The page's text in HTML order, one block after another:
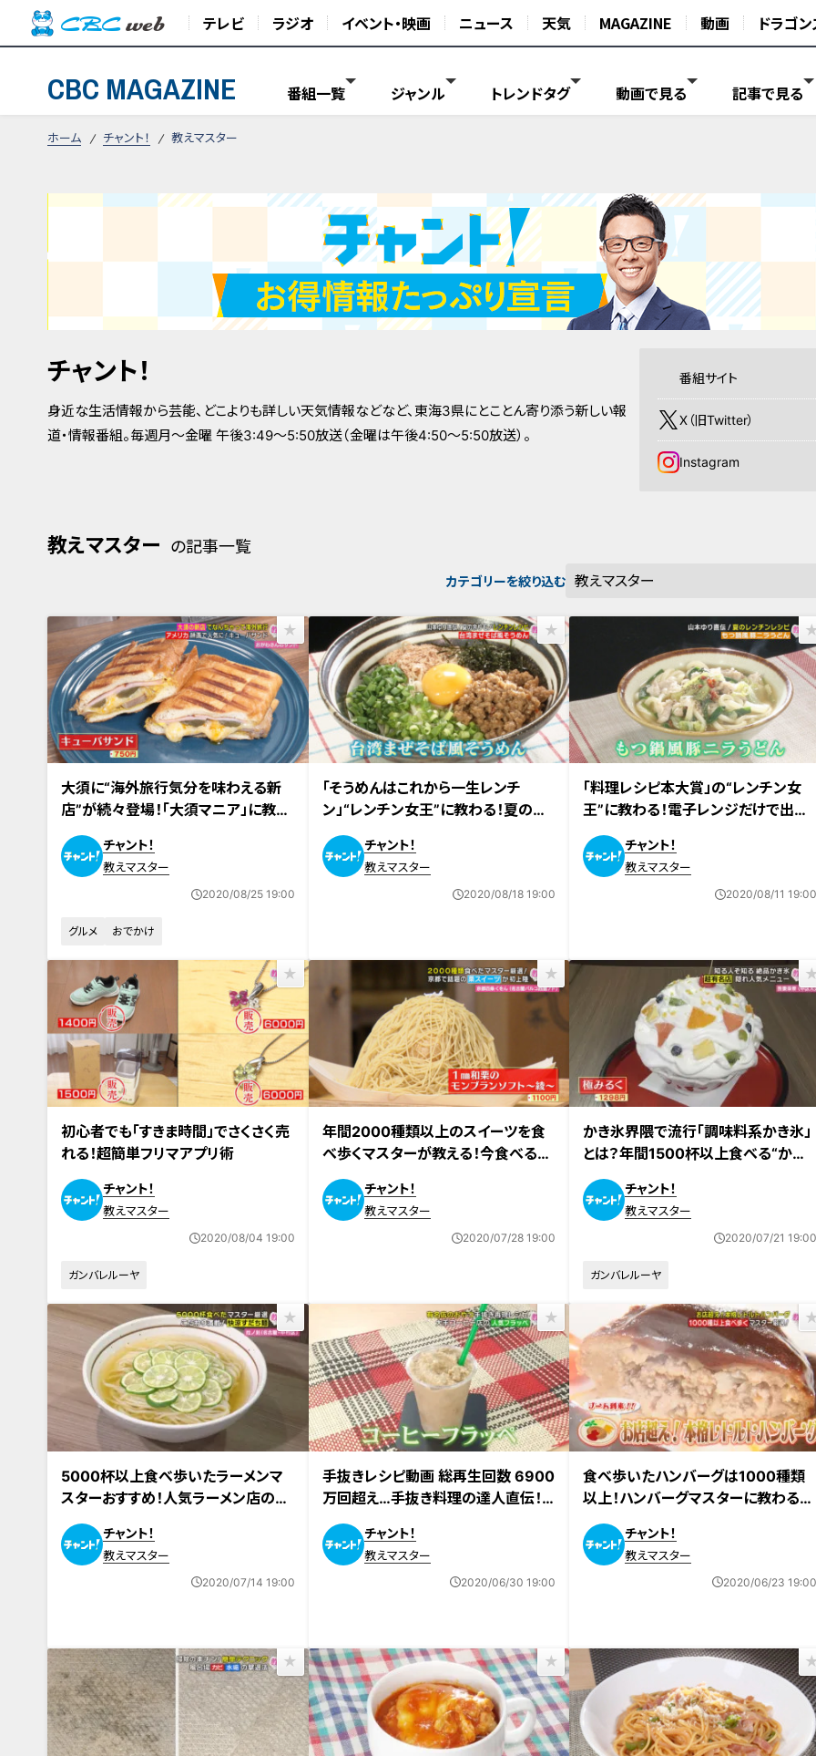
テレビ ラジオ イベント・映画 ニュース 天気 MAGAZINE 動画 ドラゴン
CBC MAGAZINE 番組一覧 ジャンル トレンドタグ 動画で見る 記事で見る
ホーム チャント！ 教えマスター
チャント！
身近な生活情報から芸能、どこよりも詳しい天気情報などなど、東海3県にとことん寄り添う新しい報
道・情報番組。毎週月～金曜 午後3:49～5:50放送（金曜は午後4:50～5:50放送）。
番組サイト
X（旧Twitter）
Instagram
教えマスター の記事一覧
カテゴリーを絞り込む
大須に“海外旅行気分を味わえる新
店”が続々登場！「大須マニア」に教わ
る海外グルメ
チャント！
教えマスター
2020/08/25 19:00
グルメ おでかけ
「そうめんはこれから一生レンチ
ン」“レンチン女王”に教わる！夏の余
りモノで作る電子レンジ調理レシピ
チャント！
教えマスター
2020/08/18 19:00
「料理レシピ本大賞」の“レンチン女
王”に教わる！電子レンジだけで出来
る「簡単夏バテ解消メニュー」
チャント！
教えマスター
2020/08/11 19:00
初心者でも「すきま時間」でさくさく売
れる！超簡単フリマアプリ術
チャント！
教えマスター
2020/08/04 19:00
ガンバレルーヤ
年間2000種類以上のスイーツを食
べ歩くマスターが教える！今食べるべ
き『絶品ひんやり夏スイーツ』
チャント！
教えマスター
2020/07/28 19:00
かき氷界隈で流行「調味料系かき氷」
とは？年間1500杯以上食べる“かき
氷マスター”厳選「絶品かき氷」
チャント！
教えマスター
2020/07/21 19:00
ガンバレルーヤ
5000杯以上食べ歩いたラーメンマ
スターおすすめ！人気ラーメン店の
『夏限定ラーメン』
チャント！
教えマスター
2020/07/14 19:00
手抜きレシピ動画 総再生回数 6900
万回超え…手抜き料理の達人直伝！
超簡単！“あの”有名店の人気おやつ
再現レシピ！
チャント！
教えマスター
2020/06/30 19:00
食べ歩いたハンバーグは1000種類
以上！ハンバーグマスターに教わる
『本格レトルトハンバーグ』
チャント！
教えマスター
2020/06/23 19:00